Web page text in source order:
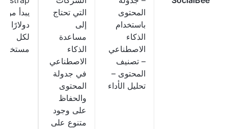
المحتوى
باستخدام
الذكاء
الاصطناعي
– تصنيف
المحتوى –
تحليل الأداء
التي تحتاج
إلى
مساعدة
الذكاء
الاصطناعي
في جدولة
المحتوى
والحفاظ
على وجود
متنوع على
دولارًا
لكل
مستخدم